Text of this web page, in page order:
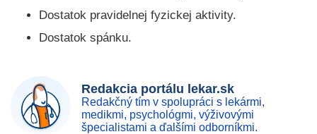
Dostatok pravidelnej fyzickej aktivity.
Dostatok spánku.
Redakcia portálu lekar.sk
Redakčný tím v spolupráci s lekármi,
medikmi, psychológmi, výživovými
špecialistami a ďalšími odborníkmi.